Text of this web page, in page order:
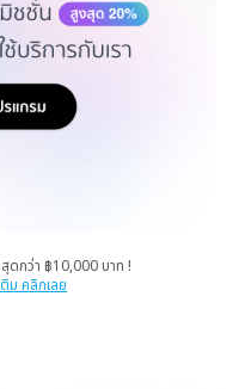
ดกว่า ฿10,000 บาท !
ม คลิกเลย